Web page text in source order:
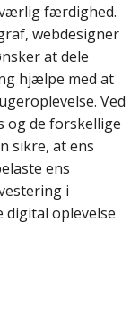
færdighed.
webdesigner
at dele
hjælpe med at
Ved
og de forskellige
sikre, at ens
ens
i
oplevelse